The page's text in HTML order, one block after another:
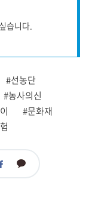
습니다.
#선농단
#농사의신
#문화재
카